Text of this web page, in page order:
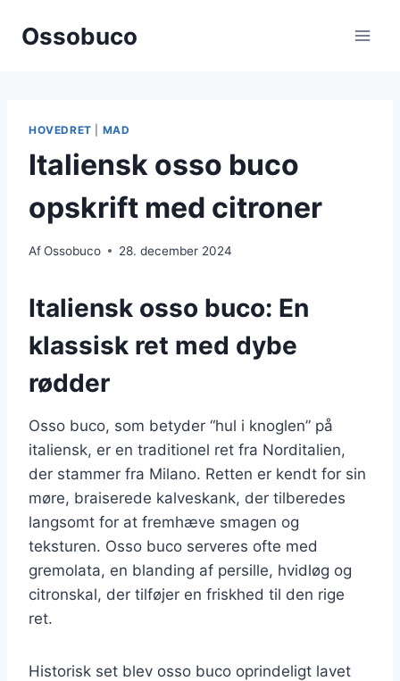
Ossobuco
HOVEDRET MAD
Italiensk osso buco
opskrift med citroner
AfOssobuco 28. december 2024
Italiensk osso buco: En
klassisk ret med dybe
rødder
Osso buco, som betyder “hul i knoglen” på
italiensk, er en traditionel ret fra Norditalien,
der stammer fra Milano. Retten er kendt for sin
møre, braiserede kalveskank, der tilberedes
langsomt for at fremhæve smagen og
teksturen. Osso buco serveres ofte med
gremolata, en blanding af persille, hvidløg og
citronskal, der tilføjer en friskhed til den rige
ret.
Historisk set blev osso buco oprindeligt lavet